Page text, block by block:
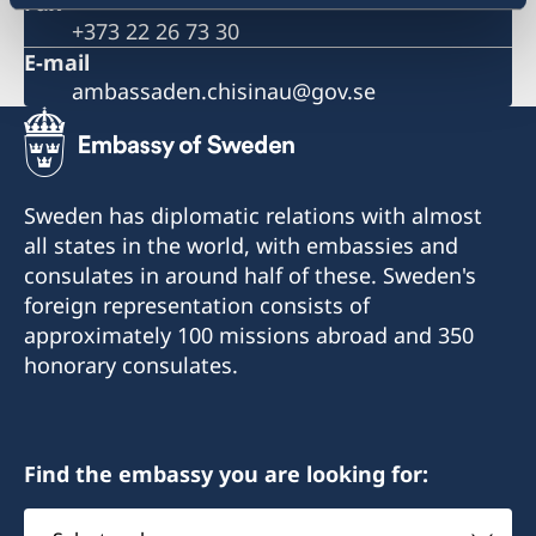
+373 22 26 73 30
E-mail
ambassaden.chisinau@gov.se
Sweden has diplomatic relations with almost
all states in the world, with embassies and
consulates in around half of these. Sweden's
foreign representation consists of
approximately 100 missions abroad and 350
honorary consulates.
Find the embassy you are looking for:
Select